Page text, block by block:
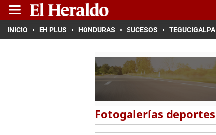
INICIO EH PLUS HONDURAS SUCESOS TEGUCIGALPA
Fotogalerías deportes